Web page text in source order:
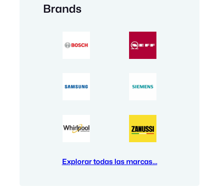
Brands
Explorar todas las marcas…